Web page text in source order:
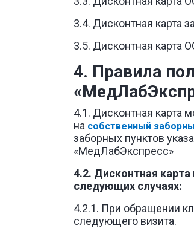
3.4. Дисконтная карта
3.5. Дисконтная карта
4. Правила
4.1. Дисконтная карта
на собственный
заборных пунктов
«МедЛабЭкспресс»
4.2. Дисконтная
следующих случаях:
4.2.1. При обращении
следующего визита.